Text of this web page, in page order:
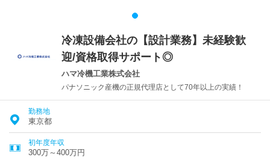
冷凍設備会社の【設計業務】未経験歓
迎/資格取得サポート◎
ハマ冷機工業株式会社
パナソニック産機の正規代理店として70年以上の実績！
勤務地
東京都
初年度年収
300万～400万円